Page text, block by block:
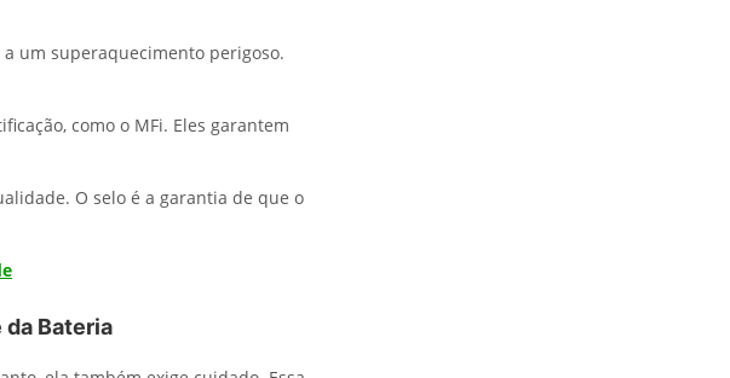
um superaquecimento perigoso.
como o MFi. Eles garantem
O selo é a garantia de que o
da Bateria